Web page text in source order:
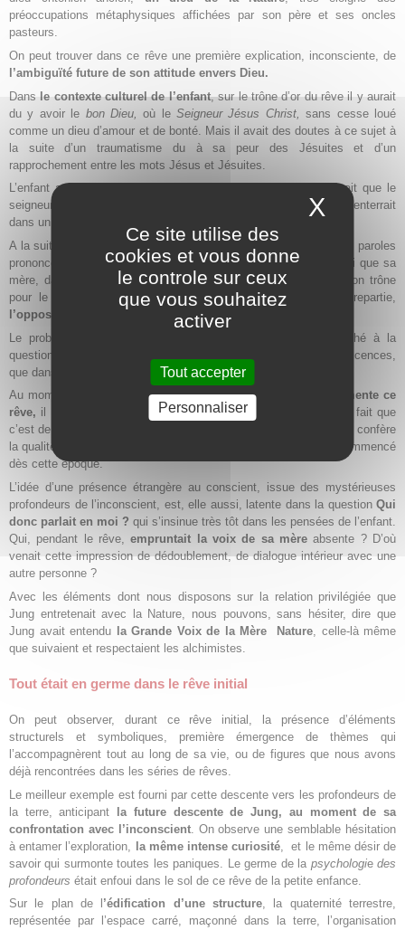
préoccupations métaphysiques affichées par son père et ses oncles
pasteurs.
On peut trouver dans ce rêve une première explication, inconsciente, de
l’ambiguïté future de son attitude envers Dieu.
Dansle contexte culturel de l’enfant, sur le trône d’or du rêve il y aurait
du y avoir le bon Dieu, où leSeigneur Jésus Christ,
sans cesse loué
comme un dieu d’amour et de bonté. Mais il avait des doutes à ce sujet à
la suite d’un traumatisme du à sa peur des Jésuites et d’un
rapprochement entre les mots Jésus et Jésuites.
L’enfant associait aussi le seigneur Jésus à ceux dont on disait que le
seigneur les avait rappelés à eux, c’est à dire à ceux que l’on enterrait
dans un trou noir.
A la suite de ce songe, chaque fois qu’il entendait ces laudatives paroles
prononcées avec emphase, revenait à sa mémoirel’Autre,
celui que sa
mère, dans le rêve, avait appelél’ogre, prêt à descendre de son trône
pour le dévorer. Ce
dieu souterrainlui semblait être la contrepartie,
l’opposé nécessaire et accablant, du Bon Seigneur Jésus.
Le problème des multiples visages de Dieu, problème rattaché à la
question de la totalité divine, ne sera abordé, après bien des réticences,
que dans
soixante dix ans plus tard.
Au moment où
Jung, âgé de plus de quatre vingt ans, commente ce
rêve, il fait le lien entre sa descente dans les profondeurs et le fait que
c’est de cette obscurité que devait, pour lui, jaillir la lumière. Il lui confère
la qualité d’une
et considère que sa vie spirituelle a commencé
dès cette époque.
L’idée d’une présence étrangère au conscient, issue des mystérieuses
profondeurs de l’inconscient, est, elle aussi, latente dans la question Qui
donc parlait en moi ? qui s’insinue très tôt dans les pensées de l’enfant.
Qui, pendant le rêve,empruntait la voix de sa mère absente ? D’où
venait cette impression de dédoublement, de dialogue intérieur avec une
autre personne ?
Avec les éléments dont nous disposons sur la relation privilégiée que
Jung entretenait avec la Nature, nous pouvons, sans hésiter, dire que
Jung avait entendu la Grande Voix de la Mère Nature , celle-là même
que suivaient et respectaient les alchimistes.
Tout était en germe dans le rêve initial
On peut observer, durant ce rêve initial, la présence d’éléments
structurels et symboliques, première émergence de thèmes qui
l’accompagnèrent tout au long de sa vie, ou de figures que nous avons
déjà rencontrées dans les séries de rêves.
Le meilleur exemple est fourni par cette descente vers les profondeurs de
la terre, anticipant la future descente de Jung, au moment de sa
confrontation avec l’inconscient. On observe une semblable hésitation
à entamer l’exploration, la même intense curiosité , et le même désir de
savoir qui surmonte toutes les paniques. Le germe de la psychologiedes
profondeurs était enfoui dans le sol de ce rêve de la petite enfance.
Sur le plan de l ’édification d’une structure, la quaternité terrestre,
représentée par l’espace carré, maçonné dans la terre, l’organisation
Ce site utilise des
cookies et vous donne
le controle sur ceux
que vous souhaitez
activer
Tout accepter
Personnaliser
X